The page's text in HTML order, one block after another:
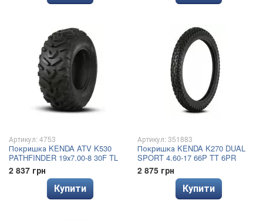
Артикул: 4753
Покришка KENDA ATV K530
PATHFINDER 19х7.00-8 30F TL
2 837 грн
Купити
Артикул: 351883
Покришка KENDA K270 DUAL
SPORT 4.60-17 66P TT 6PR
2 875 грн
Купити